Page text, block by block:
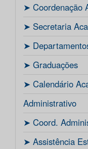
ㅤ➤
ㅤㅤ➤ Secretaria
ㅤ➤
ㅤ➤ Graduações
ㅤ➤ Calendário
Administrativo
ㅤ➤ Coord.
ㅤ➤ Assistência